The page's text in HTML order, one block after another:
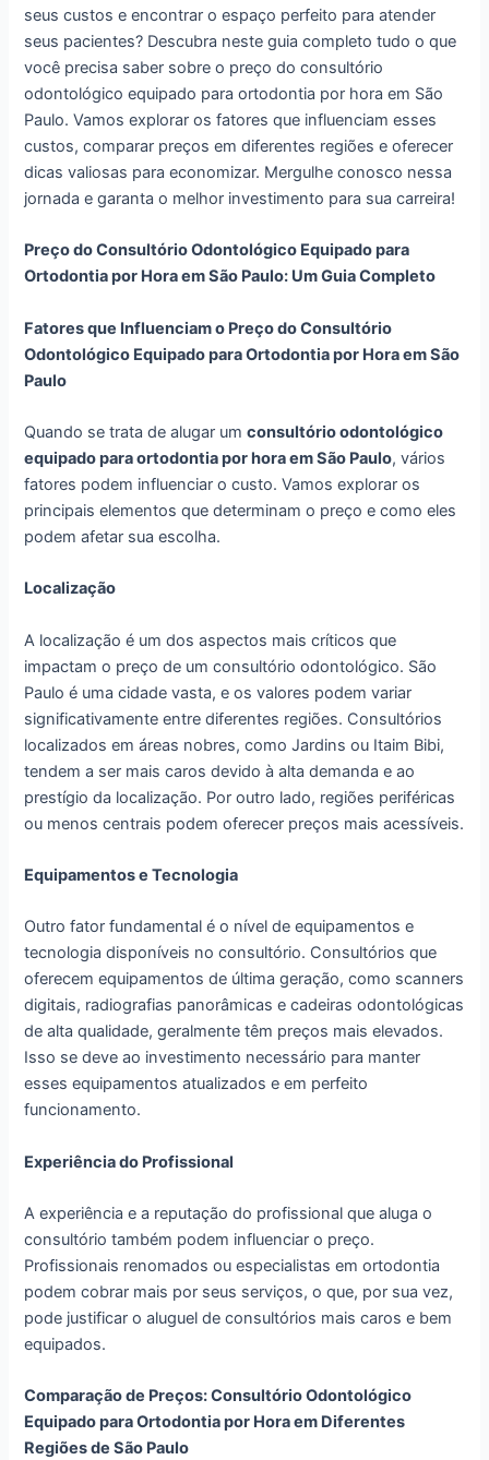
seus custos e encontrar o espaço perfeito para atender
seus pacientes? Descubra neste guia completo tudo o que
você precisa saber sobre o preço do consultório
odontológico equipado para ortodontia por hora em São
Paulo. Vamos explorar os fatores que influenciam esses
custos, comparar preços em diferentes regiões e oferecer
dicas valiosas para economizar. Mergulhe conosco nessa
jornada e garanta o melhor investimento para sua carreira!
Preço do Consultório Odontológico Equipado para
Ortodontia por Hora em São Paulo: Um Guia Completo
Fatores que Influenciam o Preço do Consultório
Odontológico Equipado para Ortodontia por Hora em São
Paulo
Quando se trata de alugar umconsultório odontológico
equipado para ortodontia por hora em São Paulo, vários
fatores podem influenciar o custo. Vamos explorar os
principais elementos que determinam o preço e como eles
podem afetar sua escolha.
Localização
A localização é um dos aspectos mais críticos que
impactam o preço de um consultório odontológico. São
Paulo é uma cidade vasta, e os valores podem variar
significativamente entre diferentes regiões. Consultórios
localizados em áreas nobres, como Jardins ou Itaim Bibi,
tendem a ser mais caros devido à alta demanda e ao
prestígio da localização. Por outro lado, regiões periféricas
ou menos centrais podem oferecer preços mais acessíveis.
Equipamentos e Tecnologia
Outro fator fundamental é o nível de equipamentos e
tecnologia disponíveis no consultório. Consultórios que
oferecem equipamentos de última geração, como scanners
digitais, radiografias panorâmicas e cadeiras odontológicas
de alta qualidade, geralmente têm preços mais elevados.
Isso se deve ao investimento necessário para manter
esses equipamentos atualizados e em perfeito
funcionamento.
Experiência do Profissional
A experiência e a reputação do profissional que aluga o
consultório também podem influenciar o preço.
Profissionais renomados ou especialistas em ortodontia
podem cobrar mais por seus serviços, o que, por sua vez,
pode justificar o aluguel de consultórios mais caros e bem
equipados.
Comparação de Preços: Consultório Odontológico
Equipado para Ortodontia por Hora em Diferentes
Regiões de São Paulo